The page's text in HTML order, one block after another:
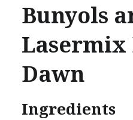
Bunyols
Dawn
Ingredients